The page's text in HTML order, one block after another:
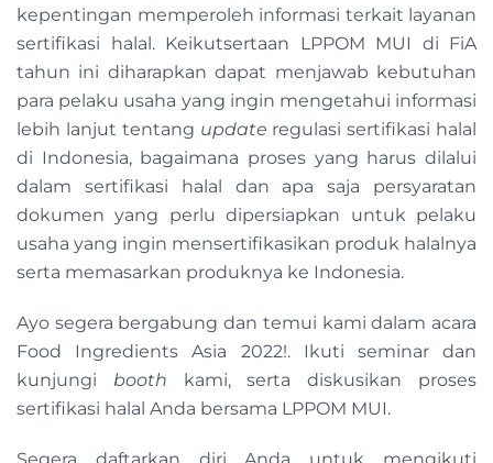
kepentingan memperoleh informasi terkait layanan
sertifikasi halal. Keikutsertaan LPPOM MUI di FiA
tahun ini diharapkan dapat menjawab kebutuhan
para pelaku usaha yang ingin mengetahui informasi
lebih lanjut tentang update regulasi sertifikasi halal
di Indonesia, bagaimana proses yang harus dilalui
dalam sertifikasi halal dan apa saja persyaratan
dokumen yang perlu dipersiapkan untuk pelaku
usaha yang ingin mensertifikasikan produk halalnya
serta memasarkan produknya ke Indonesia.
Ayo segera bergabung dan temui kami dalam acara
Food Ingredients Asia 2022!. Ikuti seminar dan
kunjungi booth kami, serta diskusikan proses
sertifikasi halal Anda bersama LPPOM MUI.